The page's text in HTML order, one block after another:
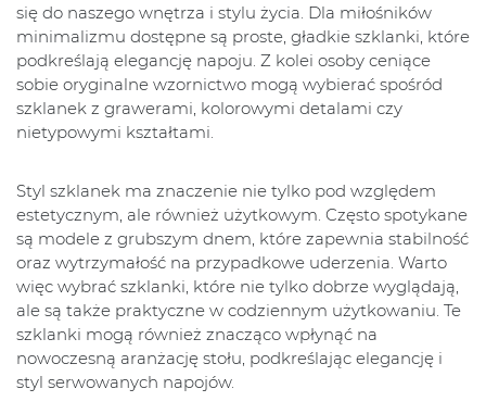
się do naszego wnętrza i stylu życia. Dla miłośników
minimalizmu dostępne są proste, gładkie szklanki, które
podkreślają elegancję napoju. Z kolei osoby ceniące
sobie oryginalne wzornictwo mogą wybierać spośród
szklanek z grawerami, kolorowymi detalami czy
nietypowymi kształtami.
Styl szklanek ma znaczenie nie tylko pod względem
estetycznym, ale również użytkowym. Często spotykane
są modele z grubszym dnem, które zapewnia stabilność
oraz wytrzymałość na przypadkowe uderzenia. Warto
więc wybrać szklanki, które nie tylko dobrze wyglądają,
ale są także praktyczne w codziennym użytkowaniu. Te
szklanki mogą również znacząco wpłynąć na
nowoczesną aranżację stołu, podkreślając elegancję i
styl serwowanych napojów.